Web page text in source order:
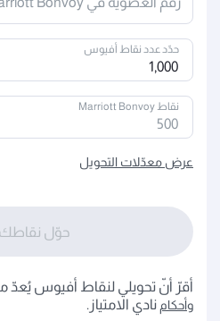
حدّد عدد نقاط أفيوس
1,000
نقاط Marriott Bonvoy
عرض معدّلات التحويل
حوّل نقاطك
أقرّ أنّ تحويلي لنقاط أفيوس يُعدّ
وأحكام نادي الامتياز.